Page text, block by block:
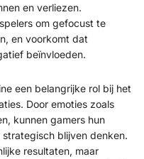
en verliezen.
om gefocust te
en voorkomt dat
beïnvloeden.
een belangrijke rol bij het
Door emoties zoals
kunnen gamers hun
blijven denken.
resultaten, maar